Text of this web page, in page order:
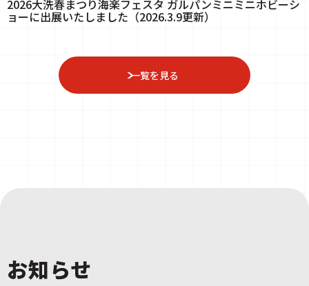
2026大洗春まつり海楽フェスタ ガルパンミニミニホビーシ
ョーに出展いたしました（2026.3.9更新）
一覧を見る
お知らせ